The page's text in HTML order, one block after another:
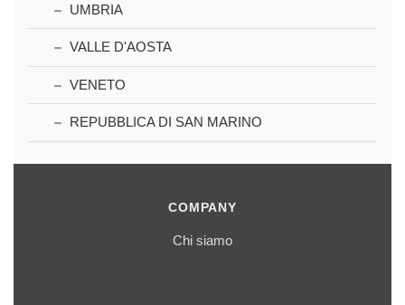
UMBRIA
VALLE D'AOSTA
VENETO
REPUBBLICA DI SAN MARINO
COMPANY
Chi siamo